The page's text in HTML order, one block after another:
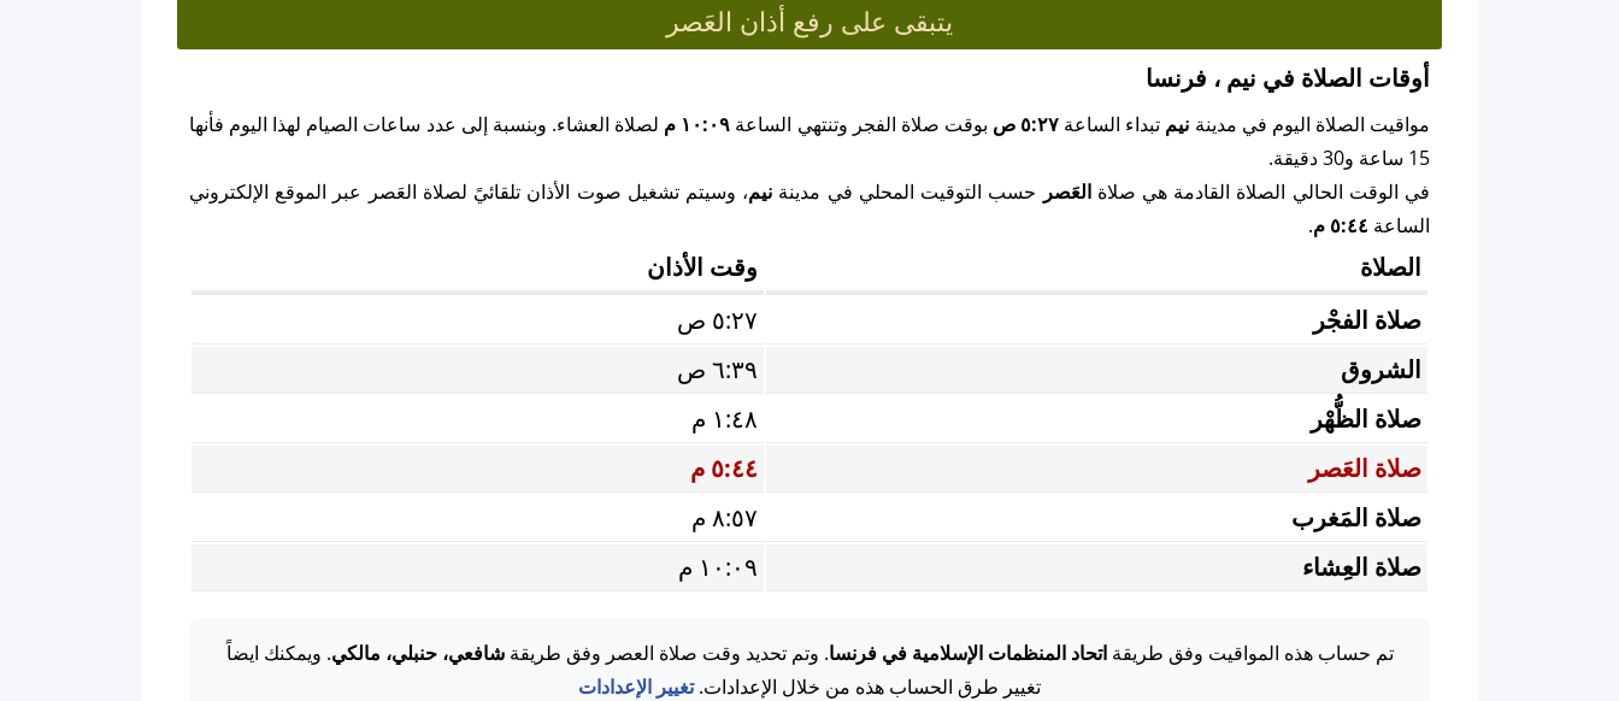
يتبقى على رفع أذان العَصر
أوقات الصلاة في نيم ، فرنسا
مواقيت الصلاة اليوم في مدينة نيم تبداء الساعة ٥:٢٧ ص بوقت صلاة الفجر وتنتهي الساعة ١٠:٠٩ م
لصلاة العشاء. وبنسبة إلى عدد ساعات الصيام لهذا اليوم فأنها
15 ساعة و30 دقيقة.
في الوقت الحالي الصلاة القادمة هي صلاةالعَصر حسب التوقيت المحلي في مدينة نيم، وسيتم تشغيل صوت الأذان تلقائيً لصلاة العَصر عبر الموقع الإلكتروني
الساعة ٥:٤٤ م .
الصلاة
وقت الأذان
صلاة الفجْر
٥:٢٧ ص
الشروق
٦:٣٩ ص
صلاة الظُّهْر
١:٤٨ م
صلاة العَصر
٥:٤٤ م
صلاة المَغرب
٨:٥٧ م
صلاة العِشاء
١٠:٠٩ م
تم حساب هذه المواقيت وفق طريقةاتحاد المنظمات الإسلامية في فرنسا. وتم تحديد وقت صلاة العصر وفق طريقةشافعي، حنبلي، مالكي. ويمكنك ايضاً
تغيير طرق الحساب هذه من خلال الإعدادات.تغيير الإعدادات